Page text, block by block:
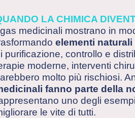
LA CHIMICA
medicinali mostrano in
elementi
purificazione, controllo e
moderne, interventi
molto più rischiosi.
fanno parte della
uno degli
le vite di tutti.